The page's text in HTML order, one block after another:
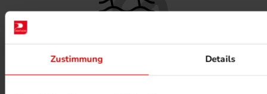
Zustimmung Details
MINERALÖLFREIE FARBEN